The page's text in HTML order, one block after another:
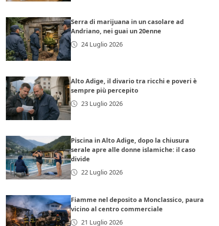
Serra di marijuana in un casolare ad
Andriano, nei guai un 20enne
24 Luglio 2026
Alto Adige, il divario tra ricchi e poveri è
sempre più percepito
23 Luglio 2026
Piscina in Alto Adige, dopo la chiusura
serale apre alle donne islamiche: il caso
divide
22 Luglio 2026
Fiamme nel deposito a Monclassico, paura
vicino al centro commerciale
21 Luglio 2026